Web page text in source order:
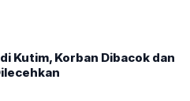
Kutim, Korban Dibacok dan